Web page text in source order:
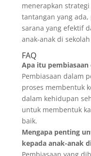
menerapkan
tantangan yang
sarana yang efektif
anak-anak di
FAQ
Apa itu
Pembiasaan dalam
proses membentuk
dalam kehidupan
untuk membentuk
baik.
Mengapa penting
kepada anak-anak